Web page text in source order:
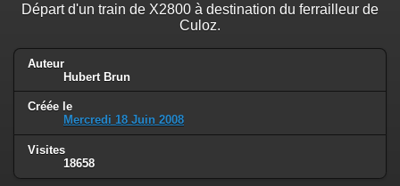
Départ d'un train de X2800 à destination du ferrailleur de
Culoz.
Auteur
Hubert Brun
Créée le
Mercredi 18 Juin 2008
Visites
18658